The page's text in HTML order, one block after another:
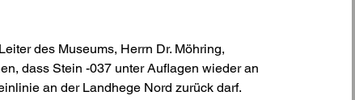
des Museums, Herrn Dr. Möhring,
dass Stein -037 unter Auflagen wieder an
an der Landhege Nord zurück darf.